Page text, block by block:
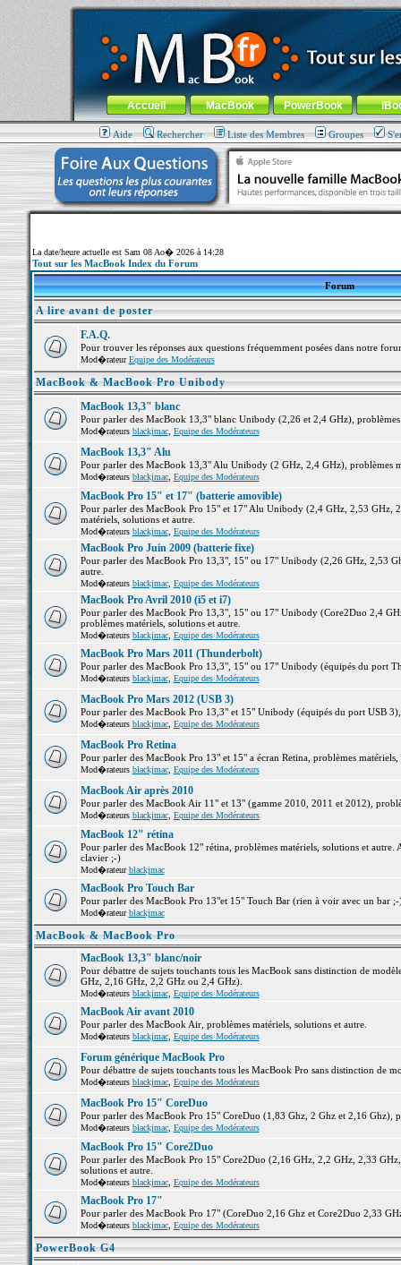
MacBook-fr.com : 100% Apple... 100% nomade !
Aller au contenu-Aller au menu général-Aller au menu de
Menu général
Accueil MacBook PowerBook
Aide Rechercher Liste des Membres Groupes
La date/heure actuelle est Sam 08 Ao� 2026 à 14:28
Tout sur les MacBook Index du Forum
Forum
A lire avant de poster
F.A.Q.
Pour trouver les réponses aux questions fréquemment posées dans notre
Mod�rateurEquipe des Modérateurs
MacBook & MacBook Pro Unibody
MacBook 13,3" blanc
Pour parler des MacBook 13,3" blanc Unibody (2,26 et 2,4 GHz),
Mod�rateurs blackjmac, Equipe des Modérateurs
MacBook 13,3" Alu
Pour parler des MacBook 13,3" Alu Unibody (2 GHz, 2,4 GHz), problèmes
Mod�rateurs blackjmac, Equipe des Modérateurs
MacBook Pro 15" et 17" (batterie amovible)
Pour parler des MacBook Pro 15" et 17" Alu Unibody (2,4 GHz, 2,53 GHz,
matériels, solutions et autre.
Mod�rateurs blackjmac, Equipe des Modérateurs
MacBook Pro Juin 2009 (batterie fixe)
Pour parler des MacBook Pro 13,3", 15" ou 17" Unibody (2,26 GHz, 2,53
autre.
Mod�rateurs blackjmac, Equipe des Modérateurs
MacBook Pro Avril 2010 (i5 et i7)
Pour parler des MacBook Pro 13,3", 15" ou 17" Unibody (Core2Duo 2,4
problèmes matériels, solutions et autre.
Mod�rateurs blackjmac, Equipe des Modérateurs
MacBook Pro Mars 2011 (Thunderbolt)
Pour parler des MacBook Pro 13,3", 15" ou 17" Unibody (équipés du port
Mod�rateurs blackjmac, Equipe des Modérateurs
MacBook Pro Mars 2012 (USB 3)
Pour parler des MacBook Pro 13,3" et 15" Unibody (équipés du port USB
Mod�rateurs blackjmac, Equipe des Modérateurs
MacBook Pro Retina
Pour parler des MacBook Pro 13" et 15" a écran Retina, problèmes matériels,
Mod�rateurs blackjmac, Equipe des Modérateurs
MacBook Air après 2010
Pour parler des MacBook Air 11" et 13" (gamme 2010, 2011 et 2012),
Mod�rateurs blackjmac, Equipe des Modérateurs
MacBook 12" rétina
Pour parler des MacBook 12" rétina, problèmes matériels, solutions et
clavier ;-)
Mod�rateurblackjmac
MacBook Pro Touch Bar
Pour parler des MacBook Pro 13"et 15" Touch Bar (rien à voir avec un bar
Mod�rateurblackjmac
MacBook & MacBook Pro
MacBook 13,3" blanc/noir
Pour débattre de sujets touchants tous les MacBook sans distinction de
GHz, 2,16 GHz, 2,2 GHz ou 2,4 GHz).
Mod�rateurs blackjmac, Equipe des Modérateurs
MacBook Air avant 2010
Pour parler des MacBook Air, problèmes matériels, solutions et autre.
Mod�rateurs blackjmac, Equipe des Modérateurs
Forum générique MacBook Pro
Pour débattre de sujets touchants tous les MacBook Pro sans distinction de
Mod�rateurs blackjmac, Equipe des Modérateurs
MacBook Pro 15" CoreDuo
Pour parler des MacBook Pro 15" CoreDuo (1,83 Ghz, 2 Ghz et 2,16 Ghz),
Mod�rateurs blackjmac, Equipe des Modérateurs
MacBook Pro 15" Core2Duo
Pour parler des MacBook Pro 15" Core2Duo (2,16 GHz, 2,2 GHz, 2,33
solutions et autre.
Mod�rateurs blackjmac, Equipe des Modérateurs
MacBook Pro 17"
Pour parler des MacBook Pro 17" (CoreDuo 2,16 Ghz et Core2Duo 2,33
Mod�rateurs blackjmac, Equipe des Modérateurs
PowerBook G4